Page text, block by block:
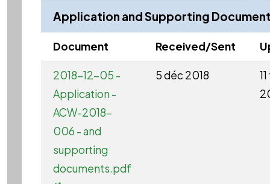
Application and Supporting
Document Received/Sent
2018-12-05 -
Application -
ACW-2018-
006 - and
supporting
documents.pdf
5 déc 2018